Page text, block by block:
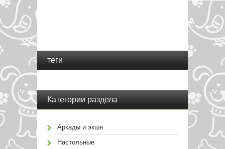
теги
Категории раздела
Аркады и экшн
Настольные